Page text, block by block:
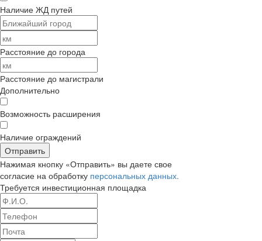
Наличие ЖД путей
Расстояние до города
Расстояние до магистрали
Дополнительно
Возможность расширения
Наличие ограждений
Отправить
Нажимая кнопку «Отправить» вы даете свое
согласие на обработку персональных данных.
Требуется инвестиционная площадка